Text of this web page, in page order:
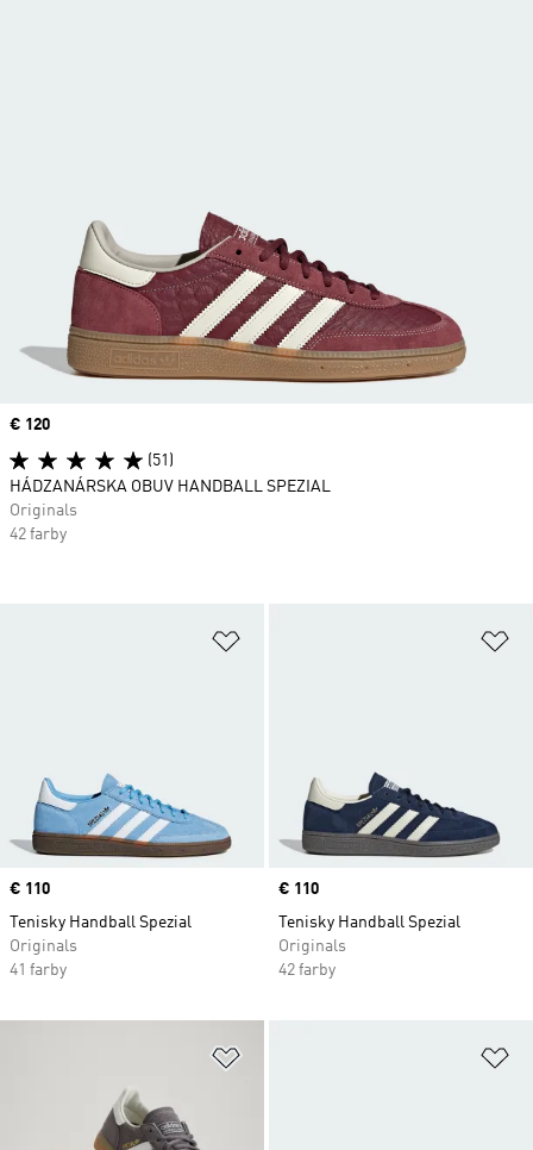
Pridať do zoznamu želaných
Price
€ 110
Tenisky Handball Spezial
Originals
41 farby
Price
€ 110
Tenisky Handball Spezial
Originals
42 farby
Pridať do zoznamu želaných
Price
€ 120
(51)
HÁDZANÁRSKA OBUV HANDBALL SPEZIAL
Originals
42 farby